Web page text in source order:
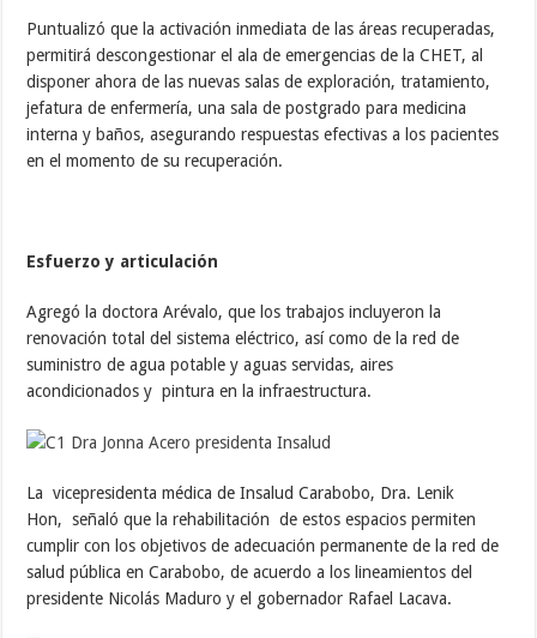
Puntualizó que la activación inmediata de las áreas recuperadas,
permitirá descongestionar el ala de emergencias de la CHET, al
disponer ahora de las nuevas salas de exploración, tratamiento,
jefatura de enfermería, una sala de postgrado para medicina
interna y baños, asegurando respuestas efectivas a los pacientes
en el momento de su recuperación.
Esfuerzo y articulación
Agregó la doctora Arévalo, que los trabajos incluyeron la
renovación total del sistema eléctrico, así como de la red de
suministro de agua potable y aguas servidas, aires
acondicionados y pintura en la infraestructura.
La vicepresidenta médica de Insalud Carabobo, Dra. Lenik
Hon, señaló que la rehabilitación de estos espacios permiten
cumplir con los objetivos de adecuación permanente de la red de
salud pública en Carabobo, de acuerdo a los lineamientos del
presidente Nicolás Maduro y el gobernador Rafael Lacava.